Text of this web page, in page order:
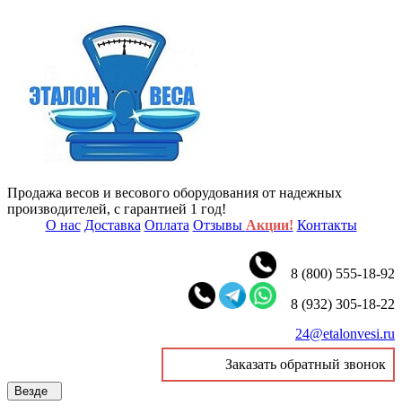
Продажа весов и весового оборудования от надежных
производителей, с гарантией 1 год!
О нас Доставка Оплата Отзывы Акции! Контакты
8 (800) 555-18-92
8 (932) 305-18-22
24@etalonvesi.ru
Заказать обратный звонок
Везде